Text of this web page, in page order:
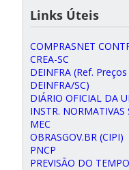
Links Úteis
COMPRASNET
CREA-SC
DEINFRA (Ref. Preços
DEINFRA/SC)
DIÁRIO OFICIAL DA
INSTR. NORMATIVAS
MEC
OBRASGOV.BR (CIPI)
PNCP
PREVISÃO DO TEMPO